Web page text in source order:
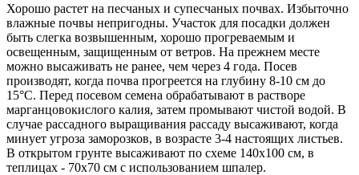
Хорошо растет на песчаных и супесчаных почвах. Избыточно
влажные почвы непригодны. Участок для посадки должен
быть слегка возвышенным, хорошо прогреваемым и
освещенным, защищенным от ветров. На прежнем месте
можно высаживать не ранее, чем через 4 года. Посев
производят, когда почва прогреется на глубину 8-10 см до
15°С. Перед посевом семена обрабатывают в растворе
марганцовокислого калия, затем промывают чистой водой. В
случае рассадного выращивания рассаду высаживают, когда
минует угроза заморозков, в возрасте 3-4 настоящих листьев.
В открытом грунте высаживают по схеме 140x100 см, в
теплицах - 70x70 см с использованием шпалер.